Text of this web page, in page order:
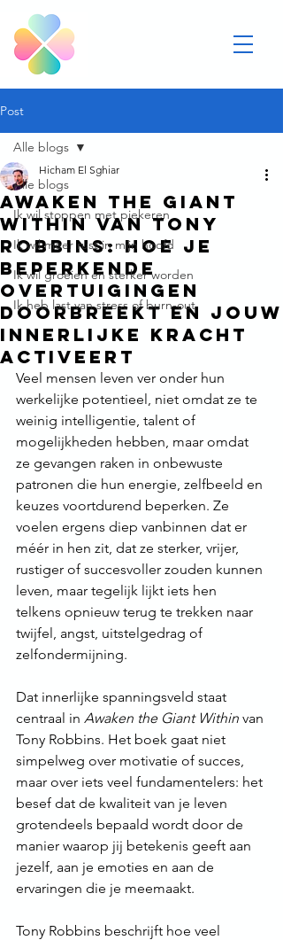
Post
Alle blogs
Ik wil stoppen met piekeren
Ik wil meer rust in mijn hoofd
Ik wil groeien en sterker worden
Ik heb last van stress of burn-out
Alle blogs
Awaken the Giant
Within van Tony
Robbins: hoe je
beperkende
overtuigingen
doorbreekt en jouw
innerlijke kracht
activeert
Hicham El Sghiar
Veel mensen leven ver onder hun
werkelijke potentieel, niet omdat ze te
weinig intelligentie, talent of
mogelijkheden hebben, maar omdat
ze gevangen raken in onbewuste
patronen die hun energie, zelfbeeld en
keuzes voortdurend beperken. Ze
voelen ergens diep vanbinnen dat er
méér in hen zit, dat ze sterker, vrijer,
rustiger of succesvoller zouden kunnen
leven, maar tegelijk lijkt iets hen
telkens opnieuw terug te trekken naar
twijfel, angst, uitstelgedrag of
zelfondermijning.
Dat innerlijke spanningsveld staat
centraal in Awaken the Giant Within van
Tony Robbins. Het boek gaat niet
simpelweg over motivatie of succes,
maar over iets veel fundamentelers: het
besef dat de kwaliteit van je leven
grotendeels bepaald wordt door de
manier waarop jij betekenis geeft aan
jezelf, aan je emoties en aan de
ervaringen die je meemaakt.
Tony Robbins beschrijft hoe veel